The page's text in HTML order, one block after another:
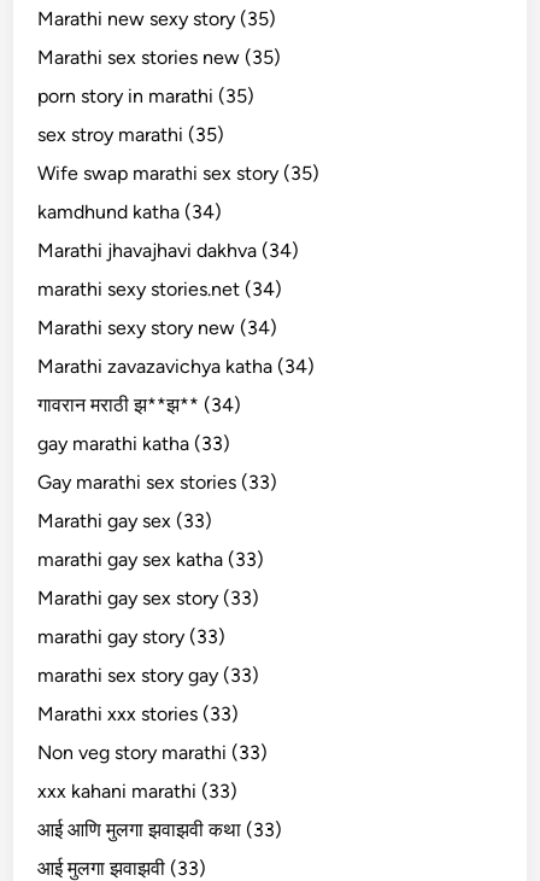
Marathi new sexy story (35)
Marathi sex stories new (35)
porn story in marathi (35)
sex stroy marathi (35)
Wife swap marathi sex story (35)
kamdhund katha (34)
Marathi jhavajhavi dakhva (34)
marathi sexy stories.net (34)
Marathi sexy story new (34)
Marathi zavazavichya katha (34)
गावरान मराठी झ**झ** (34)
gay marathi katha (33)
Gay marathi sex stories (33)
Marathi gay sex (33)
marathi gay sex katha (33)
Marathi gay sex story (33)
marathi gay story (33)
marathi sex story gay (33)
Marathi xxx stories (33)
Non veg story marathi (33)
xxx kahani marathi (33)
आई आणि मुलगा झवाझवी कथा (33)
आई मुलगा झवाझवी (33)